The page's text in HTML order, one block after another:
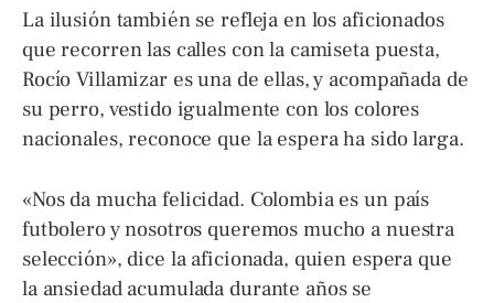
La ilusión también se refleja en los aficionados
que recorren las calles con la camiseta puesta,
Rocío Villamizar es una de ellas, y acompañada de
su perro, vestido igualmente con los colores
nacionales, reconoce que la espera ha sido larga.
«Nos da mucha felicidad. Colombia es un país
futbolero y nosotros queremos mucho a nuestra
selección», dice la aficionada, quien espera que
la ansiedad acumulada durante años se